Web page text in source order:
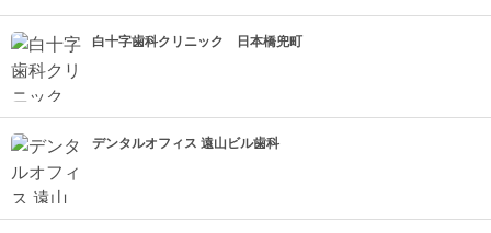
白十字歯科クリニック 日本橋兜町
デンタルオフィス 遠山ビル歯科